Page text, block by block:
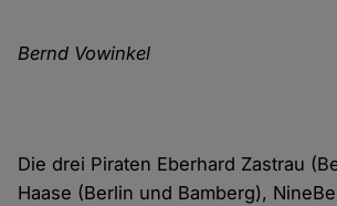
Bernd Vowinkel
Die drei Piraten Eberhard Zastrau
Haase (Berlin und Bamberg),